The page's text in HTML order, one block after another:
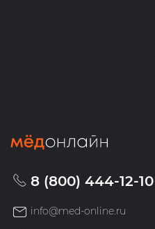
8 (800) 444-12-10
info@med-online.ru